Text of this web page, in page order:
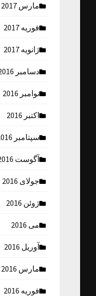
مارس 2017
فوریه 2017
ژانویه 2017
دسامبر 2016
نوامبر 2016
اکتبر 2016
سپتامبر 2016
آگوست 2016
جولای 2016
ژوئن 2016
می 2016
آوریل 2016
مارس 2016
فوریه 2016